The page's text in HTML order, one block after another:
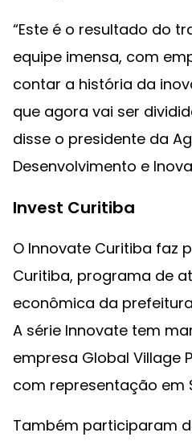
“Este é o resultado do
equipe imensa, com
contar a história da
que agora vai ser
disse o presidente da
Desenvolvimento e
Invest Curitiba
O Innovate Curitiba faz
Curitiba, programa de
econômica da
A série Innovate tem
empresa Global Village
com representação em
Também participaram